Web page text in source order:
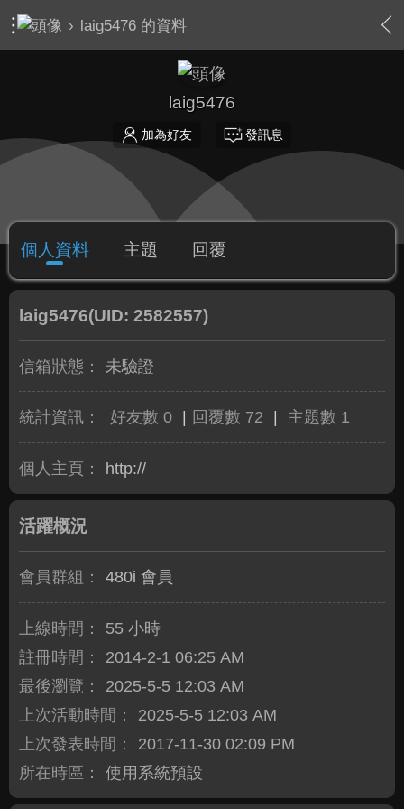
› laig5476 的資料
laig5476
加為好友 發訊息
個人資料 主題 回覆
laig5476(UID: 2582557)
信箱狀態： 未驗證
統計資訊： 好友數 0 回覆數 72 主題數 1
個人主頁： http://
活躍概況
會員群組： 480i 會員
上線時間：
55 小時
註冊時間：
2014-2-1 06:25 AM
最後瀏覽：
2025-5-5 12:03 AM
上次活動時間：
2025-5-5 12:03 AM
上次發表時間：
2017-11-30 02:09 PM
所在時區：
使用系統預設